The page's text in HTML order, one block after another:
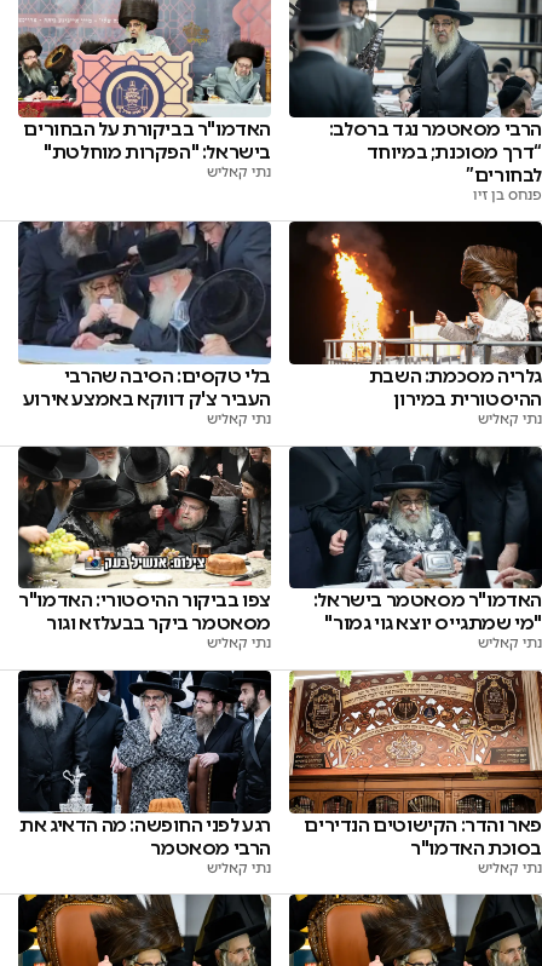
הרבי מסאטמר נגד ברסלב:
“דרך מסוכנת; במיוחד
לבחורים”
פנחס בן זיו
האדמו"ר בביקורת על הבחורים
בישראל: "הפקרות מוחלטת"
נתי קאליש
גלריה מסכמת: השבת
ההיסטורית במירון
נתי קאליש
בלי טקסים: הסיבה שהרבי
העביר צ'ק דווקא באמצע אירוע
נתי קאליש
האדמו"ר מסאטמר בישראל:
"מי שמתגייס יוצא גוי גמור"
נתי קאליש
צפו בביקור ההיסטורי: האדמו"ר
מסאטמר ביקר בבעלזא וגור
נתי קאליש
פאר והדר: הקישוטים הנדירים
בסוכת האדמו"ר
נתי קאליש
רגע לפני החופשה: מה הדאיג את
הרבי מסאטמר
נתי קאליש